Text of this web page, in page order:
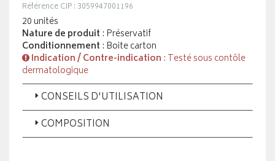
Référence CIP : 3059947001196
20 unités
Nature de produit : Préservatif
Conditionnement : Boite carton
Indication / Contre-indication : Testé sous contôle
dermatologique
CONSEILS D'UTILISATION
COMPOSITION